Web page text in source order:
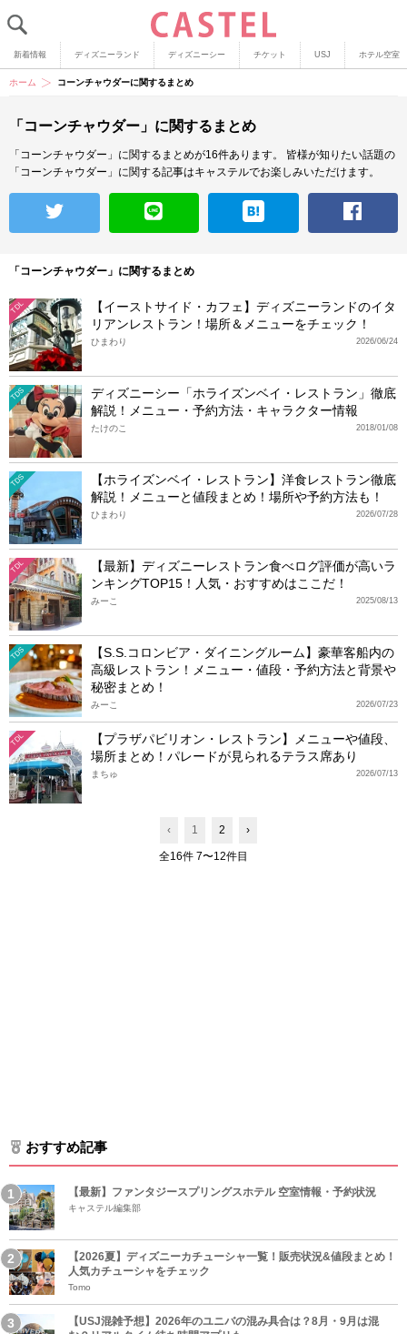
新着情報 ディズニーランド ディズニーシー チケット USJ ホテル空室
ホーム コーンチャウダーに関するまとめ
「コーンチャウダー」に関するまとめ
「コーンチャウダー」に関するまとめが16件あります。
皆様が知りたい話題の
「コーンチャウダー」に関する記事はキャステルでお楽しみいただけます。
「コーンチャウダー」に関するまとめ
TDL
【イーストサイド・カフェ】ディズニーランドのイタ
リアンレストラン！場所＆メニューをチェック！
2026/06/24
ひまわり
TDS
ディズニーシー「ホライズンベイ・レストラン」徹底
解説！メニュー・予約方法・キャラクター情報
2018/01/08
たけのこ
TDS
【ホライズンベイ・レストラン】洋食レストラン徹底
解説！メニューと値段まとめ！場所や予約方法も！
2026/07/28
ひまわり
TDL
【最新】ディズニーレストラン食べログ評価が高いラ
ンキングTOP15！人気・おすすめはここだ！
2025/08/13
みーこ
TDS
【S.S.コロンビア・ダイニングルーム】豪華客船内の
高級レストラン！メニュー・値段・予約方法と背景や
秘密まとめ！
2026/07/23
みーこ
TDL
【プラザパビリオン・レストラン】メニューや値段、
場所まとめ！パレードが見られるテラス席あり
2026/07/13
まちゅ
‹ 1 2 ›
全16件 7〜12件目
おすすめ記事
【最新】ファンタジースプリングスホテル 空室情報・予約状況
キャステル編集部
【2026夏】ディズニーカチューシャ一覧！販売状況&値段まとめ！
人気カチューシャをチェック
Tomo
【USJ混雑予想】2026年のユニバの混み具合は？8月・9月は混